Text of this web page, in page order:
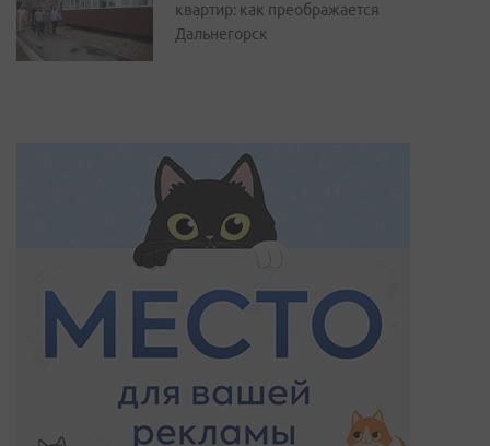
квартир: как преображается
Дальнегорск